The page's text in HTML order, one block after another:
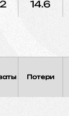
14.6
Потери